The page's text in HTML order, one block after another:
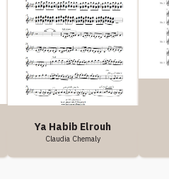
Ya Habib Elrouh
Claudia Chemaly